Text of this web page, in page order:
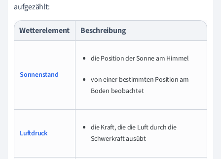
aufgezählt:
Wetterelement Beschreibung
Sonnenstand
die Position der Sonne am Himmel
von einer bestimmten Position am
Boden beobachtet
Luftdruck
die Kraft, die die Luft durch die
Schwerkraft ausübt